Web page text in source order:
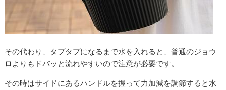
その代わり、タプタプになるまで水を入れると、普通のジョウ
ロよりもドバッと流れやすいので注意が必要です。
その時はサイドにあるハンドルを握って力加減を調節すると水